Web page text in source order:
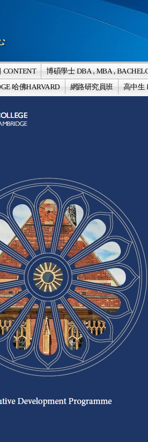
CONTENT 博碩學士 DBA , MBA ,
哈佛HARVARD 網路研究員班 高中生